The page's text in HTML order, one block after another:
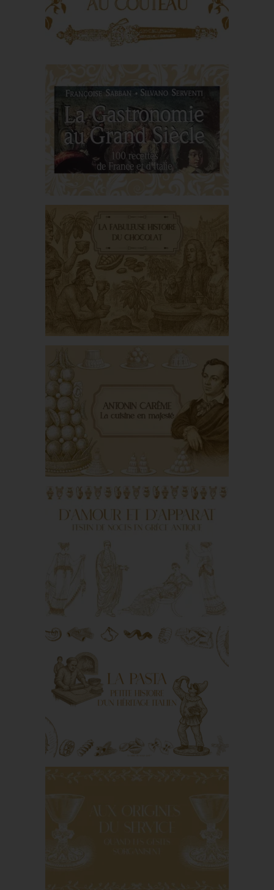
De la main au couteau :
l’aube du repas
La gastronomie au
Grand Siècle : Voyage
au cœur des saveurs
sous le règne de Louis
Du kakaw au chocolat
Antonin Carême, ou la
cuisine en majesté
D’amour et d’apparat :
noces en Grèce
histoire d’un héritage